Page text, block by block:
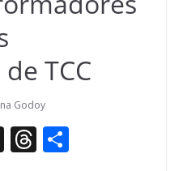
TCC
Godoy
X T